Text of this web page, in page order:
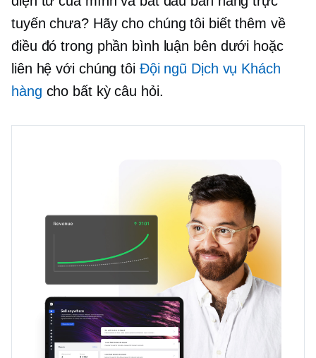
tuyến chưa? Hãy cho chúng tôi biết thêm về
điều đó trong phần bình luận bên dưới hoặc
liên hệ với chúng tôi Đội ngũ Dịch vụ Khách
hàng cho bất kỳ câu hỏi.